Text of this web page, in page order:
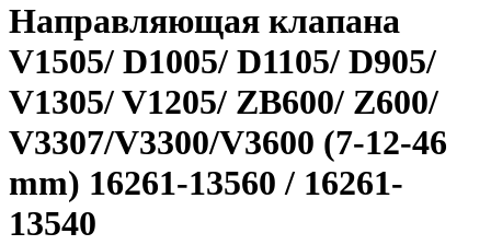
Направляющая клапана
V1505/ D1005/ D1105/ D905/
V1305/ V1205/ ZB600/ Z600/
V3307/V3300/V3600 (7-12-46
mm) 16261-13560 / 16261-
13540